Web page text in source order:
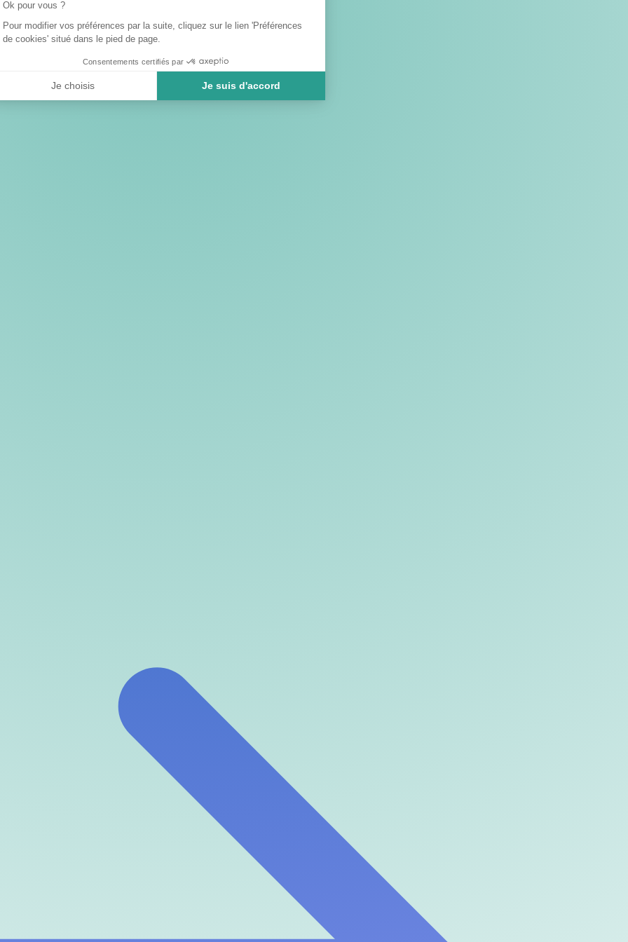
Ok pour vous ?
Pour modifier vos préférences par la suite, cliquez sur le lien 'Préférences
de cookies' situé dans le pied de page.
Consentements certifiés par
Je choisis Je suis d'accord